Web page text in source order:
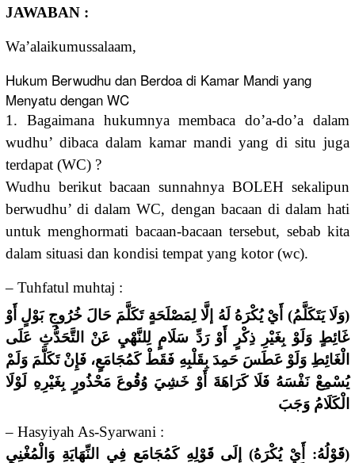
JAWABAN :
Wa’alaikumussalaam,
Hukum Berwudhu dan Berdoa di Kamar Mandi yang
Menyatu dengan WC
‎1. Bagaimana hukumnya membaca do’a-do’a dalam
wudhu’ dibaca dalam kamar mandi yang di situ juga
terdapat (WC) ?
Wudhu berikut bacaan sunnahnya BOLEH sekalipun
berwudhu’ di dalam WC, dengan bacaan di dalam hati
untuk menghormati bacaan-bacaan tersebut, sebab kita
dalam situasi dan kondisi tempat yang kotor (wc).
– Tuhfatul muhtaj :
(وَلَا يَتَكَلَّمُ) أَيْ يُكْرَهُ لَهُ إلَّا لِمَصْلَحَةٍ تَكَلَّمَ حَالَ خُرُوجِ بَوْلٍ أَوْ
غَائِطٍ وَلَوْ بِغَيْرِ ذِكْرٍ أَوْ رَدِّ سَلَامٍ لِلنَّهْيِ عَنْ التَّحَدُّثِ عَلَى
الْغَائِطِ وَلَوْ عَطَسَ حَمِدَ بِقَلْبِهِ فَقَطْ كَمُجَامَعٍ، فَإِنْ تَكَلَّمَ وَلَمْ
يُسْمِعْ نَفْسَهُ فَلَا كَرَاهَةَ أَوْ خَشِيَ وُقُوعَ مَحْذُورٍ بِغَيْرِهِ لَوْلَا
الْكَلَامُ وَجَبَ
– Hasyiyah As-Syarwani :
(قَوْلُهُ: أَيْ يُكْرَهُ) إلَى قَوْلِهِ كَمُجَامَعٍ فِي النِّهَايَةِ وَالْمُغْنِي